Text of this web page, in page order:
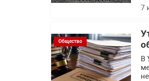
7
Общество
В